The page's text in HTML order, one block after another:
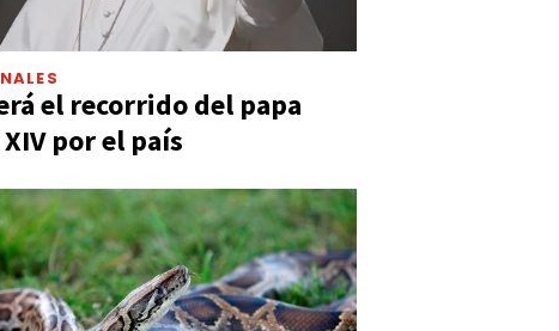
el recorrido del papa
por el país